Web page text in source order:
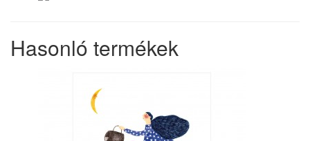
Hasonló termékek